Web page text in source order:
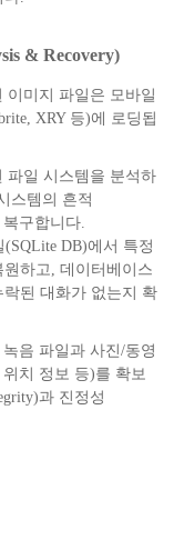
& Recovery)
이미지 파일은 모바일
XRY 등)에 로딩됩
파일 시스템을 분석하
스템의 흔적
구합니다.
DB)에서 특정
하고, 데이터베이스
된 대화가 없는지 확
음 파일과 사진/동영
치 정보 등)를 확보
과 진정성